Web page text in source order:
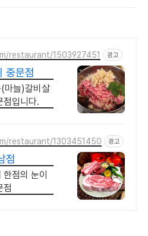
restaurant/1503927451 광고
중문점
마늘)갈비살
점입니다.
restaurant/1303451450 광고
점
점의 눈이
점